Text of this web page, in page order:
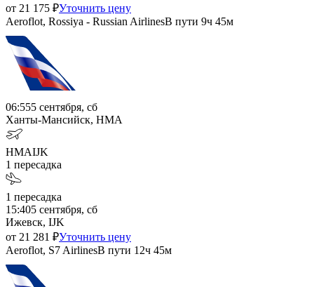
от 21 175 ₽Уточнить цену
Aeroflot, Rossiya - Russian AirlinesВ пути 9ч 45м
06:555 сентября, сб
Ханты-Мансийск, HMA
HMAIJK
1 пересадка
1 пересадка
15:405 сентября, сб
Ижевск, IJK
от 21 281 ₽Уточнить цену
Aeroflot, S7 AirlinesВ пути 12ч 45м